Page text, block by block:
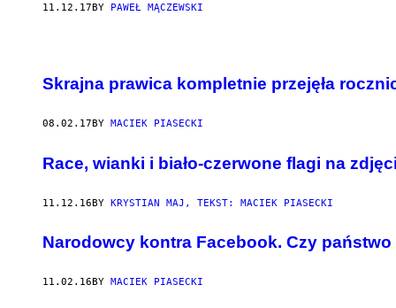
11.12.17BY PAWEŁ MĄCZEWSKI
Skrajna prawica kompletnie przejęła
08.02.17 BY MACIEK PIASECKI
Race, wianki i biało-czerwone flagi na
11.12.16BY KRYSTIAN MAJ, TEKST: MACIEK PIASECKI
Narodowcy kontra Facebook. Czy
11.02.16 BY MACIEK PIASECKI